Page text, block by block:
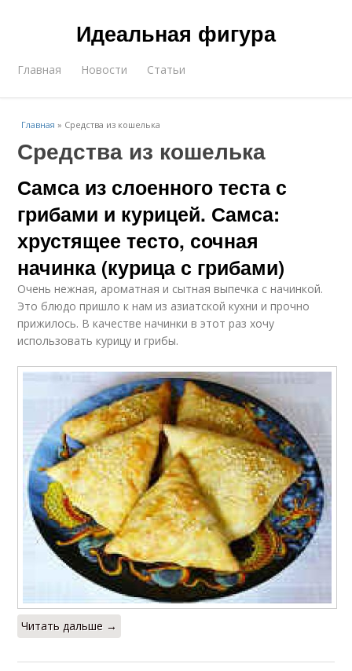
Идеальная фигура
Главная Новости Статьи
Главная » Средства из кошелька
Средства из кошелька
Самса из слоенного теста с
грибами и курицей. Самса:
хрустящее тесто, сочная
начинка (курица с грибами)
Очень нежная, ароматная и сытная выпечка с начинкой.
Это блюдо пришло к нам из азиатской кухни и прочно
прижилось. В качестве начинки в этот раз хочу
использовать курицу и грибы.
Читать дальше →